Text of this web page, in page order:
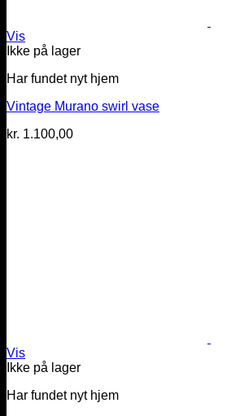
Vis
Ikke på lager
Har fundet nyt hjem
Vintage Murano swirl vase
kr. 1.100,00
Vis
Ikke på lager
Har fundet nyt hjem